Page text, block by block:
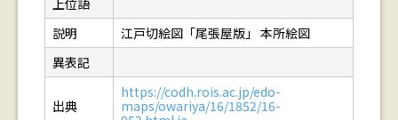
上位語
説明
江戸切絵図「尾張屋版」 本所絵図
異表記
出典
https://codh.rois.ac.jp/edo-
maps/owariya/16/1852/16-